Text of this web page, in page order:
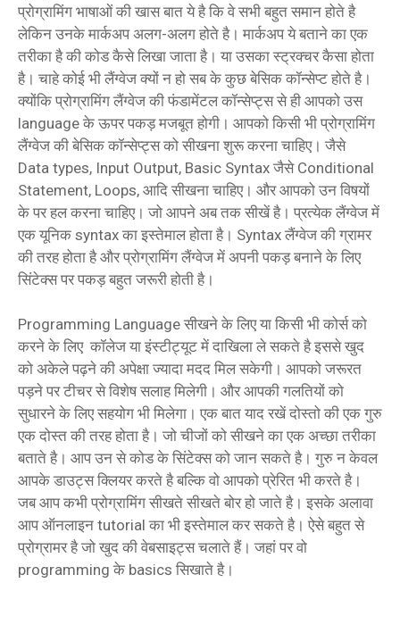
प्रोग्रामिंग भाषाओं की खास बात ये है कि वे सभी बहुत समान होते है
लेकिन उनके मार्कअप अलग-अलग होते है। मार्कअप ये बताने का एक
तरीका है की कोड कैसे लिखा जाता है। या उसका स्ट्रक्चर कैसा होता
है। चाहे कोई भी लैंग्वेज क्यों न हो सब के कुछ बेसिक कॉन्सेप्ट होते है।
क्योंकि प्रोग्रामिंग लैंग्वेज की फंडामेंटल कॉन्सेप्ट्स से ही आपको उस
language के ऊपर पकड़ मजबूत होगी। आपको किसी भी प्रोग्रामिंग
लैंग्वेज की बेसिक कॉन्सेप्ट्स को सीखना शुरू करना चाहिए। जैसे
Data types, Input Output, Basic Syntax जैसे Conditional
Statement, Loops, आदि सीखना चाहिए। और आपको उन विषयों
के पर हल करना चाहिए। जो आपने अब तक सीखें है। प्रत्येक लैंग्वेज में
एक यूनिक syntax का इस्तेमाल होता है। Syntax लैंग्वेज की ग्रामर
की तरह होता है और प्रोग्रामिंग लैंग्वेज में अपनी पकड़ बनाने के लिए
सिंटेक्स पर पकड़ बहुत जरूरी होती है।
Programming Language सीखने के लिए या किसी भी कोर्स को
करने के लिए कॉलेज या इंस्टीट्यूट में दाखिला ले सकते है इससे खुद
को अकेले पढ़ने की अपेक्षा ज्यादा मदद मिल सकेगी। आपको जरूरत
पड़ने पर टीचर से विशेष सलाह मिलेगी। और आपकी गलतियों को
सुधारने के लिए सहयोग भी मिलेगा। एक बात याद रखें दोस्तो की एक गुरु
एक दोस्त की तरह होता है। जो चीजों को सीखने का एक अच्छा तरीका
बताते है। आप उन से कोड के सिंटेक्स को जान सकते है। गुरु न केवल
आपके डाउट्स क्लियर करते है बल्कि वो आपको प्रेरित भी करते है।
जब आप कभी प्रोग्रामिंग सीखते सीखते बोर हो जाते है। इसके अलावा
आप ऑनलाइन tutorial का भी इस्तेमाल कर सकते है। ऐसे बहुत से
प्रोग्रामर है जो खुद की वेबसाइट्स चलाते हैं। जहां पर वो
programming के basics सिखाते है।